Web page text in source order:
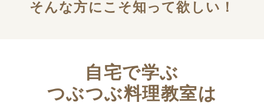
そんな方にこそ知って欲しい！
自宅で学ぶ
つぶつぶ料理教室は